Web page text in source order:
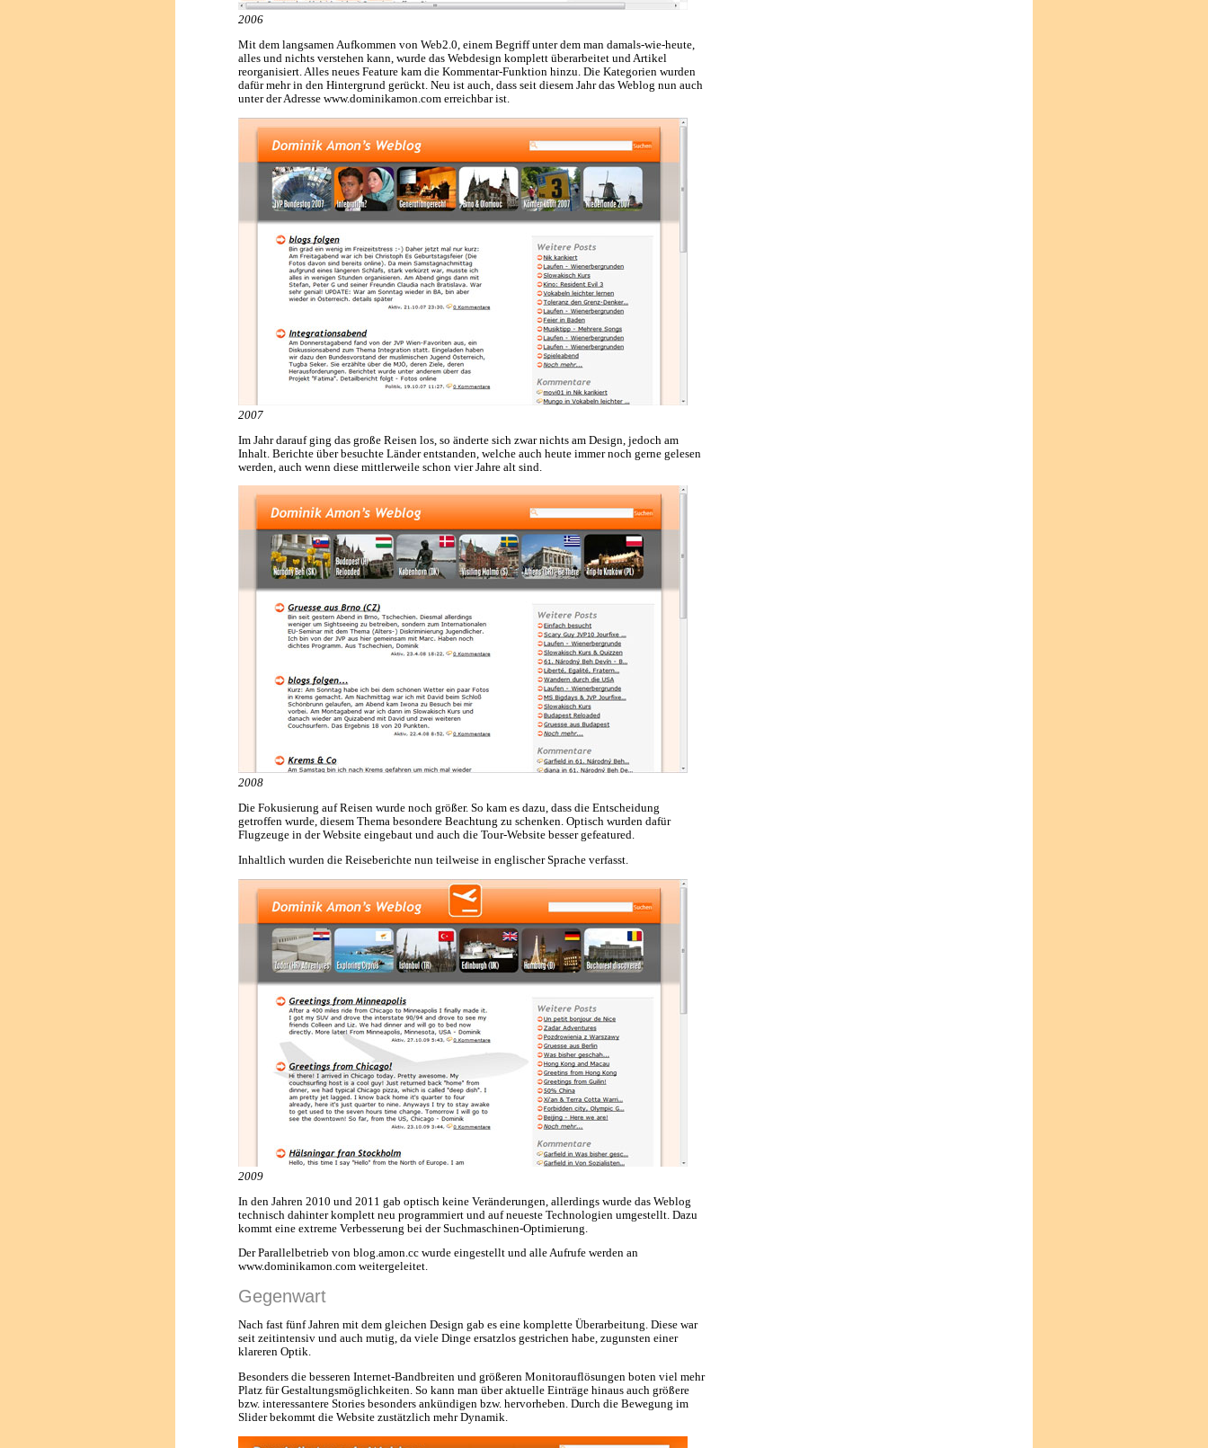
2006
Mit dem langsamen Aufkommen von Web2.0, einem Begriff unter dem man damals-wie-heute,
alles und nichts verstehen kann, wurde das Webdesign komplett überarbeitet und Artikel
reorganisiert. Alles neues Feature kam die Kommentar-Funktion hinzu. Die Kategorien wurden
dafür mehr in den Hintergrund gerückt. Neu ist auch, dass seit diesem Jahr das Weblog nun auch
unter der Adresse www.dominikamon.com erreichbar ist.
2007
Im Jahr darauf ging das große Reisen los, so änderte sich zwar nichts am Design, jedoch am
Inhalt. Berichte über besuchte Länder entstanden, welche auch heute immer noch gerne gelesen
werden, auch wenn diese mittlerweile schon vier Jahre alt sind.
2008
Die Fokusierung auf Reisen wurde noch größer. So kam es dazu, dass die Entscheidung
getroffen wurde, diesem Thema besondere Beachtung zu schenken. Optisch wurden dafür
Flugzeuge in der Website eingebaut und auch die Tour-Website besser gefeatured.
Inhaltlich wurden die Reiseberichte nun teilweise in englischer Sprache verfasst.
2009
In den Jahren 2010 und 2011 gab optisch keine Veränderungen, allerdings wurde das Weblog
technisch dahinter komplett neu programmiert und auf neueste Technologien umgestellt. Dazu
kommt eine extreme Verbesserung bei der Suchmaschinen-Optimierung.
Der Parallelbetrieb von blog.amon.cc wurde eingestellt und alle Aufrufe werden an
www.dominikamon.com weitergeleitet.
Gegenwart
Nach fast fünf Jahren mit dem gleichen Design gab es eine komplette Überarbeitung. Diese war
seit zeitintensiv und auch mutig, da viele Dinge ersatzlos gestrichen habe, zugunsten einer
klareren Optik.
Besonders die besseren Internet-Bandbreiten und größeren Monitorauflösungen boten viel mehr
Platz für Gestaltungsmöglichkeiten. So kann man über aktuelle Einträge hinaus auch größere
bzw. interessantere Stories besonders ankündigen bzw. hervorheben. Durch die Bewegung im
Slider bekommt die Website zustätzlich mehr Dynamik.